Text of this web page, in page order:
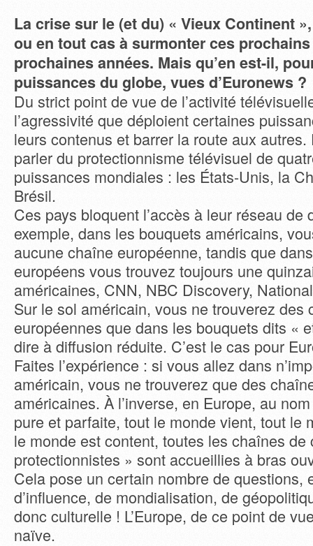
La crise sur le (et du) « Vieux Continent
ou en tout cas à surmonter ces
prochaines années. Mais qu’en est-il,
puissances du globe, vues d’Euronews ?
Du strict point de vue de l’activité
l’agressivité que déploient certaines
leurs contenus et barrer la route aux autres.
parler du protectionnisme télévisuel de
puissances mondiales : les États-Unis, la
Brésil.
Ces pays bloquent l’accès à leur réseau de
exemple, dans les bouquets américains,
aucune chaîne européenne, tandis que
européens vous trouvez toujours une
américaines, CNN, NBC Discovery,
Sur le sol américain, vous ne trouverez des
européennes que dans les bouquets dits «
dire à diffusion réduite. C’est le cas pour
Faites l’expérience : si vous allez dans
américain, vous ne trouverez que des
américaines. À l’inverse, en Europe, au
pure et parfaite, tout le monde vient, tout le
le monde est content, toutes les chaînes de
protectionnistes » sont accueillies à bras
Cela pose un certain nombre de questions,
d’influence, de mondialisation, de
donc culturelle ! L’Europe, de ce point de
naïve.